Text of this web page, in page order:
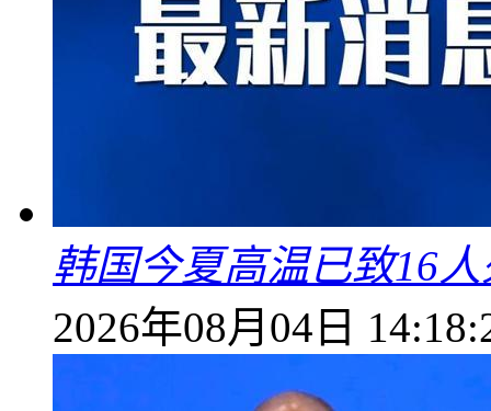
韩国今夏高温已致16
2026年08月04日